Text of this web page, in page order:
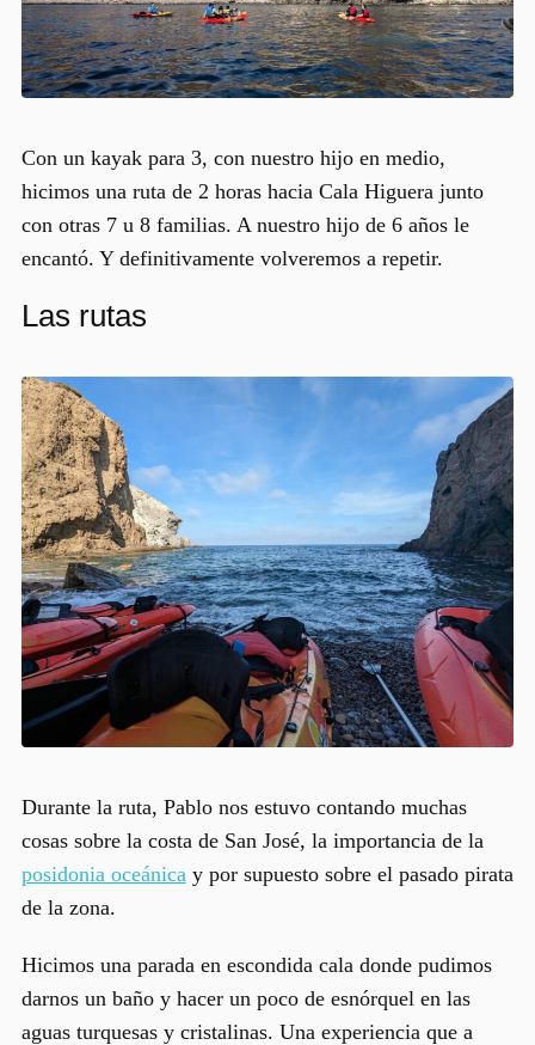
Con un kayak para 3, con nuestro hijo en medio,
hicimos una ruta de 2 horas hacia Cala Higuera junto
con otras 7 u 8 familias. A nuestro hijo de 6 años le
encantó. Y definitivamente volveremos a repetir.
Las rutas
Durante la ruta, Pablo nos estuvo contando muchas
cosas sobre la costa de San José, la importancia de la
posidonia oceánica y por supuesto sobre el pasado pirata
de la zona.
Hicimos una parada en escondida cala donde pudimos
darnos un baño y hacer un poco de esnórquel en las
aguas turquesas y cristalinas. Una experiencia que a